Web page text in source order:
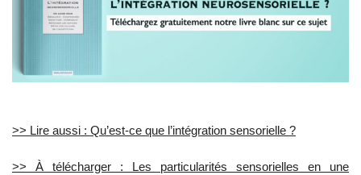
>> Lire aussi : Qu’est-ce que l’intégration sensorielle ?
>> À télécharger : Les particularités sensorielles en une